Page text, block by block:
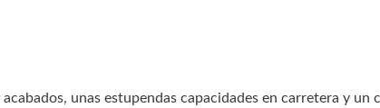
unas estupendas capacidades en carretera y